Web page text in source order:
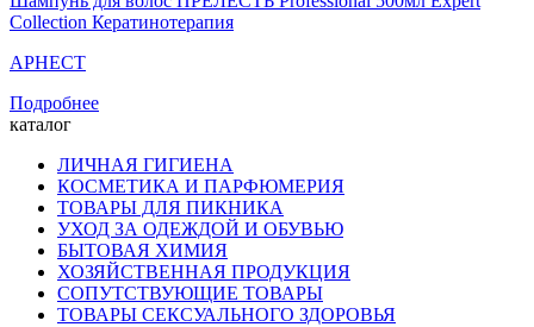
Collection Кератинотерапия
АРНЕСТ
Подробнее
каталог
ЛИЧНАЯ ГИГИЕНА
КОСМЕТИКА И ПАРФЮМЕРИЯ
ТОВАРЫ ДЛЯ ПИКНИКА
УХОД ЗА ОДЕЖДОЙ И ОБУВЬЮ
БЫТОВАЯ ХИМИЯ
ХОЗЯЙСТВЕННАЯ ПРОДУКЦИЯ
СОПУТСТВУЮЩИЕ ТОВАРЫ
ТОВАРЫ СЕКСУАЛЬНОГО ЗДОРОВЬЯ